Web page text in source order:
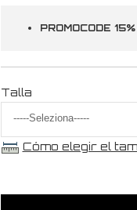
PROMOCODE 15%
Talla
Cómo elegir el